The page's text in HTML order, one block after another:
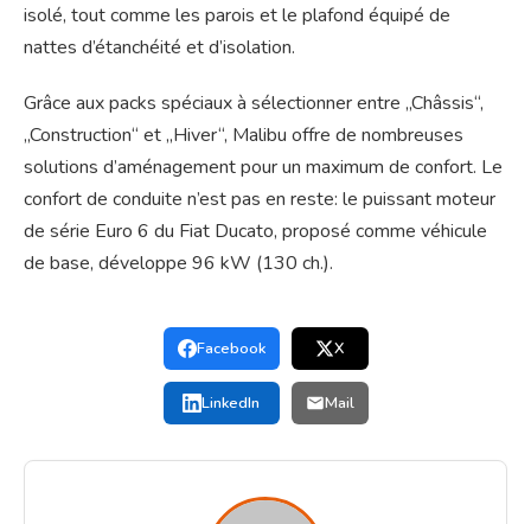
isolé, tout comme les parois et le plafond équipé de
nattes d’étanchéité et d’isolation.
Grâce aux packs spéciaux à sélectionner entre „Châssis“,
„Construction“ et „Hiver“, Malibu offre de nombreuses
solutions d’aménagement pour un maximum de confort. Le
confort de conduite n’est pas en reste: le puissant moteur
de série Euro 6 du Fiat Ducato, proposé comme véhicule
de base, développe 96 kW (130 ch.).
Facebook X
LinkedIn Mail